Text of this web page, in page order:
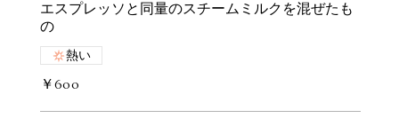
エスプレッソと同量のスチームミルクを混ぜたも
の
￥600
熱い